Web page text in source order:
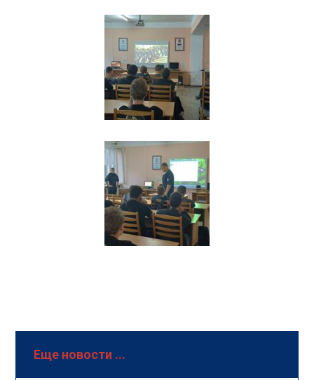
Еще новости ...